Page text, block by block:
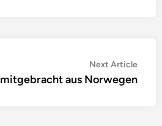
Next ArticleNext
article:
mitgebracht aus Norwegen